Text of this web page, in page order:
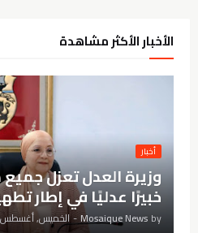
الأخبار الأكثر مشاهدة
أخبار
وزيرة العدل تعزل
خبيرًا عدليًا في إطار
by
Mosaique News
- الخميس, أغسطس 06,